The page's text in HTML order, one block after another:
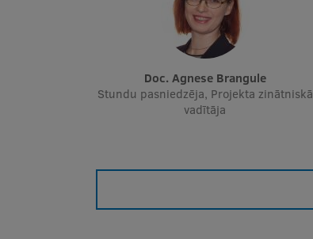
Doc. Agnese Brangule
Stundu pasniedzēja, Projekta zinātniskā
vadītāja